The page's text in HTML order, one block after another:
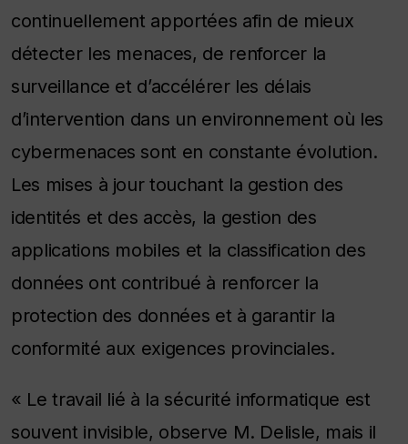
continuellement apportées afin de mieux
détecter les menaces, de renforcer la
surveillance et d’accélérer les délais
d’intervention dans un environnement où les
cybermenaces sont en constante évolution.
Les mises à jour touchant la gestion des
identités et des accès, la gestion des
applications mobiles et la classification des
données ont contribué à renforcer la
protection des données et à garantir la
conformité aux exigences provinciales.
« Le travail lié à la sécurité informatique est
souvent invisible, observe M. Delisle, mais il